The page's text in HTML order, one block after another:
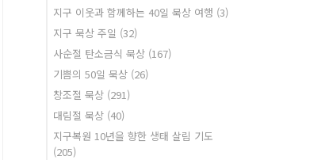
지구 이웃과 함께하는 40일 묵상 여행 (3)
지구 묵상 주일 (32)
사순절 탄소금식 묵상 (167)
기쁨의 50일 묵상 (26)
창조절 묵상 (291)
대림절 묵상 (40)
지구복원 10년을 향한 생태 살림 기도
(205)